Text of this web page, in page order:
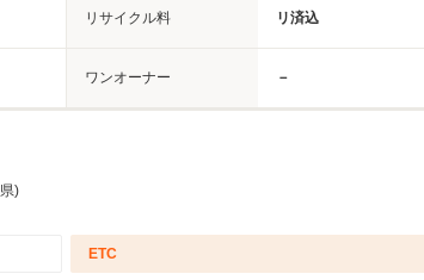
リサイクル料 リ済込
ワンオーナー －
)
ETC